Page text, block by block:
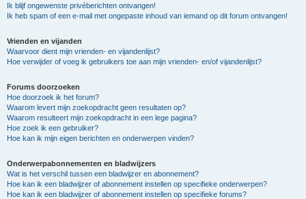
Ik blijf ongewenste privéberichten ontvangen!
Ik heb spam of een e-mail met ongepaste inhoud van iemand op dit forum ontvangen!
Vrienden en vijanden
Waarvoor dient mijn vrienden- en vijandenlijst?
Hoe verwijder of voeg ik gebruikers toe aan mijn vrienden- en/of vijandenlijst?
Forums doorzoeken
Hoe doorzoek ik het forum?
Waarom levert mijn zoekopdracht geen resultaten op?
Waarom resulteert mijn zoekopdracht in een lege pagina?
Hoe zoek ik een gebruiker?
Hoe kan ik mijn eigen berichten en onderwerpen vinden?
Onderwerpabonnementen en bladwijzers
Wat is het verschil tussen een bladwijzer en abonnement?
Hoe kan ik een bladwijzer of abonnement instellen op specifieke onderwerpen?
Hoe kan ik een bladwijzer of abonnement instellen op specifieke forums?